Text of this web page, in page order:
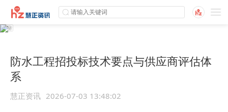
防水工程招投标技术要点与供应商评估体
系
慧正资讯 2026-07-03 13:48:02